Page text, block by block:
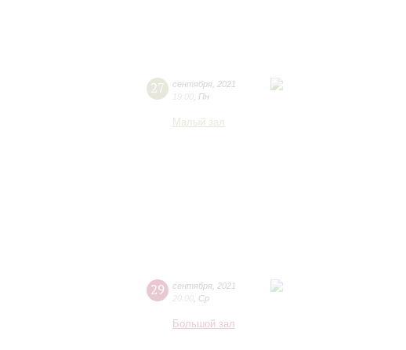
27 сентября 2021
19:00 Пн
Малый зал
29 сентября 2021
20:00 Ср
Большой зал